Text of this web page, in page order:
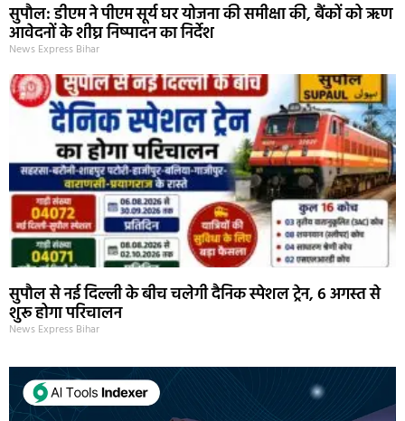
सुपौल: डीएम ने पीएम सूर्य घर योजना की समीक्षा की, बैंकों को ऋण
आवेदनों के शीघ्र निष्पादन का निर्देश
News Express Bihar
सुपौल से नई दिल्ली के बीच चलेगी दैनिक स्पेशल ट्रेन, 6 अगस्त से
शुरू होगा परिचालन
News Express Bihar